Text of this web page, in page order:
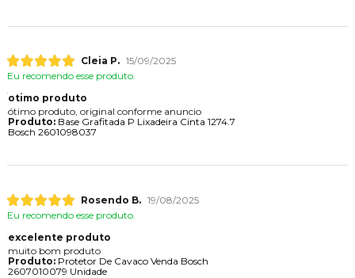
Cleia P. 15/09/2025
Eu recomendo esse produto.
otimo produto
ótimo produto, original conforme anuncio
Produto:Base Grafitada P Lixadeira Cinta 1274.7
Bosch 2601098037
Rosendo B. 19/08/2025
Eu recomendo esse produto.
excelente produto
muito bom produto
Produto:Protetor De Cavaco Venda Bosch
2607010079 Unidade